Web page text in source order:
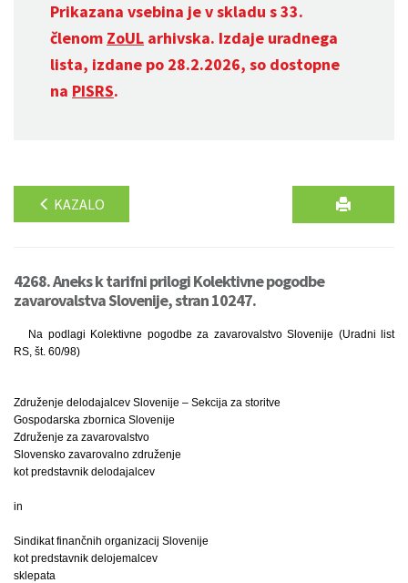
Prikazana vsebina je v skladu s 33.
členom ZoUL arhivska. Izdaje uradnega
lista, izdane po 28.2.2026, so dostopne
na PISRS.
KAZALO
4268. Aneks k tarifni prilogi Kolektivne pogodbe
zavarovalstva Slovenije, stran 10247.
Na podlagi Kolektivne pogodbe za zavarovalstvo Slovenije (Uradni list
RS, št. 60/98)
Združenje delodajalcev Slovenije – Sekcija za storitve
Gospodarska zbornica Slovenije
Združenje za zavarovalstvo
Slovensko zavarovalno združenje
kot predstavnik delodajalcev
in
Sindikat finančnih organizacij Slovenije
kot predstavnik delojemalcev
sklepata